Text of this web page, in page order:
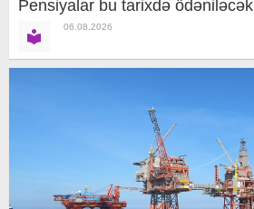
Pensiyalar bu tarixdə ödəniləcək
06.08.2026